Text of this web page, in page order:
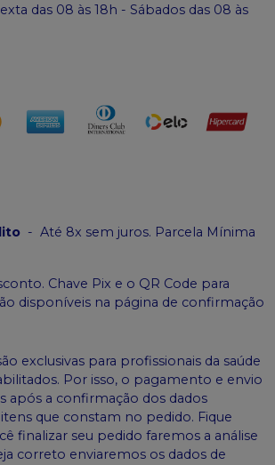
das 08 às 18h - Sábados das 08 às
- Até 8x sem juros. Parcela Mínima
Chave Pix e o QR Code para
disponíveis na página de confirmação
exclusivas para profissionais da saúde
Por isso, o pagamento e envio
após a confirmação dos dados
itens que constam no pedido. Fique
finalizar seu pedido faremos a análise
correto enviaremos os dados de